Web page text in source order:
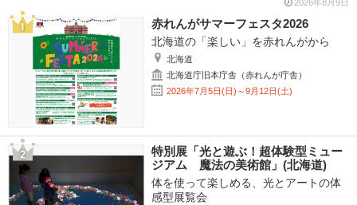
2026年8月9日
赤れんがサマーフェスタ2026
北海道の「楽しい」を赤れんがから
北海道
北海道庁旧本庁舎（赤れんが庁舎）
2026年7月5日(日)～9月12日(土)
特別展「光と遊ぶ！超体験型ミュー
ジアム 魔法の美術館」(北海道)
体を使って楽しめる、光とアートの体
感型展覧会